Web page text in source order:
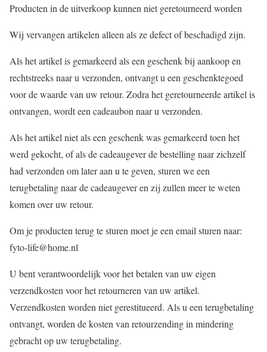
Producten in de uitverkoop kunnen niet geretourneerd worden
Wij vervangen artikelen alleen als ze defect of beschadigd zijn.
Als het artikel is gemarkeerd als een geschenk bij aankoop en
rechtstreeks naar u verzonden, ontvangt u een geschenktegoed
voor de waarde van uw retour. Zodra het geretourneerde artikel is
ontvangen, wordt een cadeaubon naar u verzonden.
Als het artikel niet als een geschenk was gemarkeerd toen het
werd gekocht, of als de cadeaugever de bestelling naar zichzelf
had verzonden om later aan u te geven, sturen we een
terugbetaling naar de cadeaugever en zij zullen meer te weten
komen over uw retour.
Om je producten terug te sturen moet je een email sturen naar:
fyto-life@home.nl
U bent verantwoordelijk voor het betalen van uw eigen
verzendkosten voor het retourneren van uw artikel.
Verzendkosten worden niet gerestitueerd. Als u een terugbetaling
ontvangt, worden de kosten van retourzending in mindering
gebracht op uw terugbetaling.